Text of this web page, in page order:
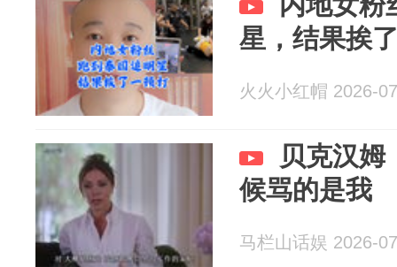
星，结果挨
火火小红帽 2026-
贝克汉姆
候骂的是我
马栏山话娱 2026-